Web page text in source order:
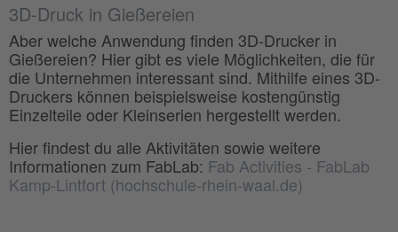
3D-Druck in Gießereien
Aber welche Anwendung finden 3D-Drucker in
Gießereien? Hier gibt es viele Möglichkeiten, die für
die Unternehmen interessant sind. Mithilfe eines 3D-
Druckers können beispielsweise kostengünstig
Einzelteile oder Kleinserien hergestellt werden.
Hier findest du alle Aktivitäten sowie weitere
Informationen zum FabLab: Fab Activities - FabLab
Kamp-Lintfort (hochschule-rhein-waal.de)